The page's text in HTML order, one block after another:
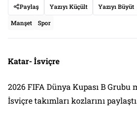
Paylaş
Yazıyı Küçült Yazıyı Büyüt
Manşet Spor
Katar- İsviçre
2026 FIFA Dünya Kupası B Grubu
İsviçre takımları kozlarını